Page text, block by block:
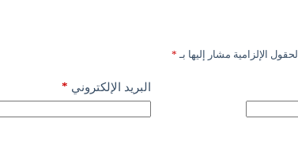
الحقول الإلزامية مشار إليها بـ *
البريد الإلكتروني *